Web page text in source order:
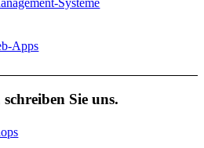
Systeme
Apps
Sie uns.